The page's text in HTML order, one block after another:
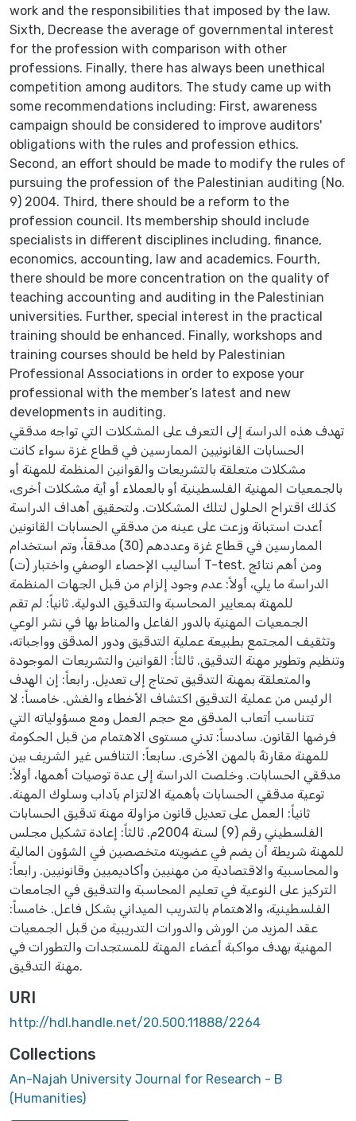
work and the responsibilities that imposed by the law.
Sixth, Decrease the average of governmental interest
for the profession with comparison with other
professions. Finally, there has always been unethical
competition among auditors. The study came up with
some recommendations including: First, awareness
campaign should be considered to improve auditors'
obligations with the rules and profession ethics.
Second, an effort should be made to modify the rules of
pursuing the profession of the Palestinian auditing (No.
9) 2004. Third, there should be a reform to the
profession council. Its membership should include
specialists in different disciplines including, finance,
economics, accounting, law and academics. Fourth,
there should be more concentration on the quality of
teaching accounting and auditing in the Palestinian
universities. Further, special interest in the practical
training should be enhanced. Finally, workshops and
training courses should be held by Palestinian
Professional Associations in order to expose your
professional with the member’s latest and new
developments in auditing.
تهدف هذه الدراسة إلى التعرف على المشكلات التي تواجه مدققي
الحسابات القانونيين الممارسين في قطاع غزة سواء كانت
مشكلات متعلقة بالتشريعات والقوانين المنظمة للمهنة أو
بالجمعيات المهنية الفلسطينية أو بالعملاء أو أية مشكلات أخرى،
كذلك اقتراح الحلول لتلك المشكلات. ولتحقيق أهداف الدراسة
أعدت استبانة وزعت على عينه من مدققي الحسابات القانونين
الممارسين في قطاع غزة وعددهم (30) مدققاً، وتم استخدام
أساليب الإحصاء الوصفي واختبار (ت) T-test. ومن أهم نتائج
الدراسة ما يلي، أولاً: عدم وجود إلزام من قبل الجهات المنظمة
للمهنة بمعايير المحاسبة والتدقيق الدولية. ثانياً: لم تقم
الجمعيات المهنية بالدور الفاعل والمناط بها في نشر الوعي
وتثقيف المجتمع بطبيعة عملية التدقيق ودور المدقق وواجباته،
وتنظيم وتطوير مهنة التدقيق. ثالثاً: القوانين والتشريعات الموجودة
والمتعلقة بمهنة التدقيق تحتاج إلى تعديل. رابعاً: إن الهدف
الرئيس من عملية التدقيق اكتشاف الأخطاء والغش. خامساً: لا
تتناسب أتعاب المدقق مع حجم العمل ومع مسؤولياته التي
فرضها القانون. سادساً: تدني مستوى الاهتمام من قبل الحكومة
للمهنة مقارنةً بالمهن الأخرى. سابعاً: التنافس غير الشريف بين
مدققي الحسابات. وخلصت الدراسة إلى عدة توصيات أهمها، أولاً:
توعية مدققي الحسابات بأهمية الالتزام بآداب وسلوك المهنة.
ثانياً: العمل على تعديل قانون مزاولة مهنة تدقيق الحسابات
الفلسطيني رقم (9) لسنة 2004م. ثالثاً: إعادة تشكيل مجلس
للمهنة شريطة أن يضم في عضويته متخصصين في الشؤون المالية
والمحاسبية والاقتصادية من مهنيين وأكاديميين وقانونيين. رابعاً:
التركيز على النوعية في تعليم المحاسبة والتدقيق في الجامعات
الفلسطينية، والاهتمام بالتدريب الميداني بشكل فاعل. خامساً:
عقد المزيد من الورش والدورات التدريبية من قبل الجمعيات
المهنية بهدف مواكبة أعضاء المهنة للمستجدات والتطورات في
مهنة التدقيق.
URI
http://hdl.handle.net/20.500.11888/2264
Collections
An-Najah University Journal for Research - B
(Humanities)